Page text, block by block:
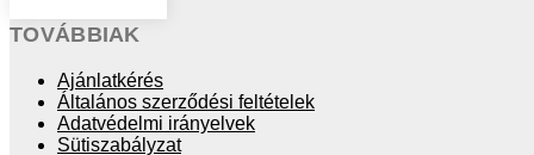
TOVÁBBIAK
Ajánlatkérés
Általános szerződési feltételek
Adatvédelmi irányelvek
Sütiszabályzat